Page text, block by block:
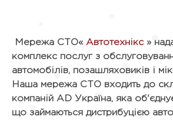
Мережа СТО« Автотехнікс »
комплекс послуг з
автомобілів, позашляховиків і
Наша мережа СТО входить до
компаній AD Україна, яка
що займаються дистрибуцією